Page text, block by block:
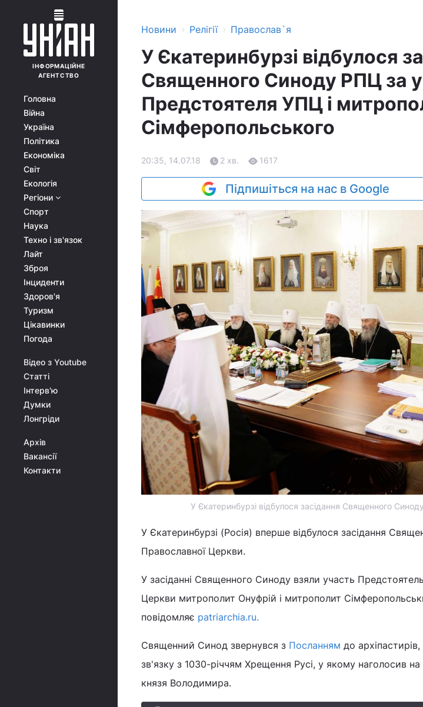
ІНФОРМАЦІЙНЕ
АГЕНТСТВО
Головна
Війна
Україна
Політика
Економіка
Світ
Екологія
Регіони
Спорт
Наука
Техно і зв'язок
Лайт
Зброя
Інциденти
Здоров'я
Туризм
Цікавинки
Погода
Відео з Youtube
Статті
Інтерв'ю
Думки
Лонгріди
Архів
Вакансії
Контакти
Новини › Релігії › Православ`я
У Єкатеринбурзі відбулося
Священного Синоду РПЦ за
Предстоятеля УПЦ і
Сімферопольського
20:35, 14.07.18 2 хв. 1617
Підпишіться на нас в Google
У Єкатеринбурзі відбулося засідання Священного
У Єкатеринбурзі (Росія) вперше відбулося засідання
Православної Церкви.
У засіданні Священного Синоду взяли участь
Церкви митрополит Онуфрій і митрополит
повідомляє patriarchia.ru.
Священний Синод звернувся з Посланням до
зв'язку з 1030-річчям Хрещення Русі, у якому наголосив на
князя Володимира.